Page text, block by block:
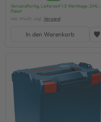
Versandfertig, Lieferzeit 1-3 Werktage, DHL-
Paket
inkl. MwSt. zzgl. Versand
In den Warenkorb